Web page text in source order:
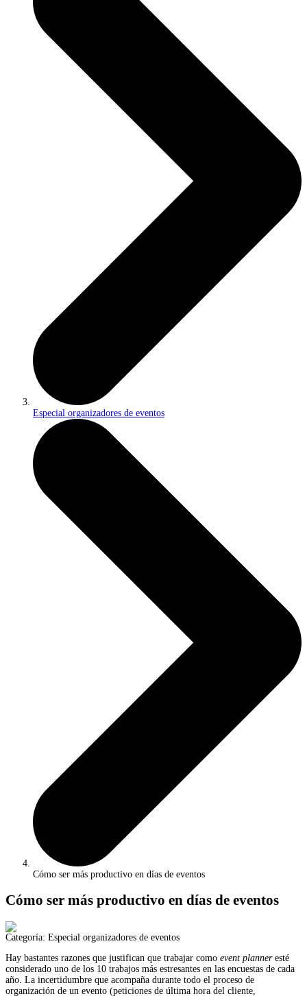
Especial organizadores de eventos
Cómo ser más productivo en días de eventos
Cómo ser más productivo en días de eventos
Categoría: Especial organizadores de eventos
Hay bastantes razones que justifican que trabajar como event planner esté
considerado uno de los 10 trabajos más estresantes en las encuestas de cada
año. La incertidumbre que acompaña durante todo el proceso de
organización de un evento (peticiones de última hora del cliente,